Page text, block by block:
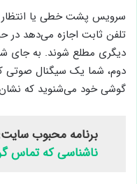
سرویس پشت خطی یا انتظار
تلفن ثابت اجازه می‌دهد در
دیگری مطلع شوند. به جای
دوم، شما یک سیگنال صوتی
گوشی خود می‌شنوید که
برنامه محبوب
ناشناسی که تماس